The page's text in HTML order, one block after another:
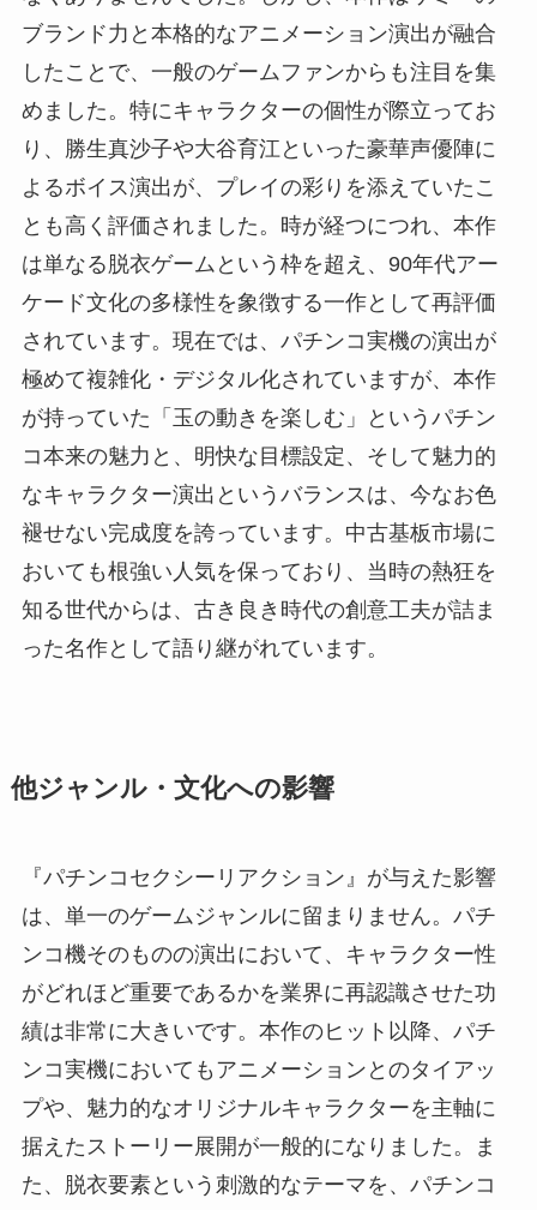
ブランド力と本格的なアニメーション演出が融合
したことで、一般のゲームファンからも注目を集
めました。特にキャラクターの個性が際立ってお
り、勝生真沙子や大谷育江といった豪華声優陣に
よるボイス演出が、プレイの彩りを添えていたこ
とも高く評価されました。時が経つにつれ、本作
は単なる脱衣ゲームという枠を超え、90年代アー
ケード文化の多様性を象徴する一作として再評価
されています。現在では、パチンコ実機の演出が
極めて複雑化・デジタル化されていますが、本作
が持っていた「玉の動きを楽しむ」というパチン
コ本来の魅力と、明快な目標設定、そして魅力的
なキャラクター演出というバランスは、今なお色
褪せない完成度を誇っています。中古基板市場に
おいても根強い人気を保っており、当時の熱狂を
知る世代からは、古き良き時代の創意工夫が詰ま
った名作として語り継がれています。
他ジャンル・文化への影響
『パチンコセクシーリアクション』が与えた影響
は、単一のゲームジャンルに留まりません。パチ
ンコ機そのものの演出において、キャラクター性
がどれほど重要であるかを業界に再認識させた功
績は非常に大きいです。本作のヒット以降、パチ
ンコ実機においてもアニメーションとのタイアッ
プや、魅力的なオリジナルキャラクターを主軸に
据えたストーリー展開が一般的になりました。ま
た、脱衣要素という刺激的なテーマを、パチンコ